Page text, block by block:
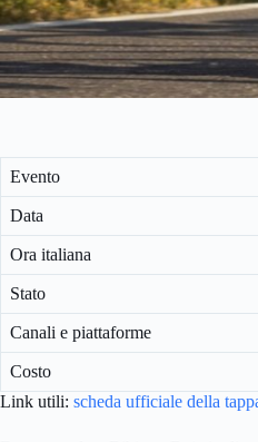
Evento
Data
Ora italiana
Stato
Canali e piattaforme
Costo
Link utili: scheda ufficiale della